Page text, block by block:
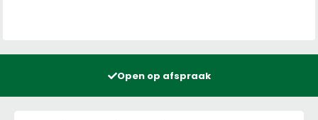
Open op afspraak